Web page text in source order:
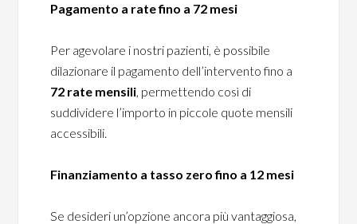
Pagamento a rate fino a 72 mesi
Per agevolare i nostri pazienti, è possibile
dilazionare il pagamento dell’intervento fino a
72 rate mensili, permettendo così di
suddividere l’importo in piccole quote mensili
accessibili.
Finanziamento a tasso zero fino a 12 mesi
Se desideri un’opzione ancora più vantaggiosa,